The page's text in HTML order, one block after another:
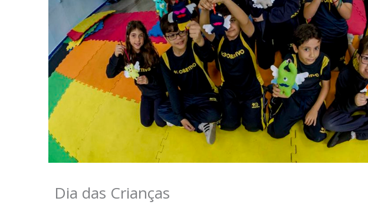
Dia das Crianças